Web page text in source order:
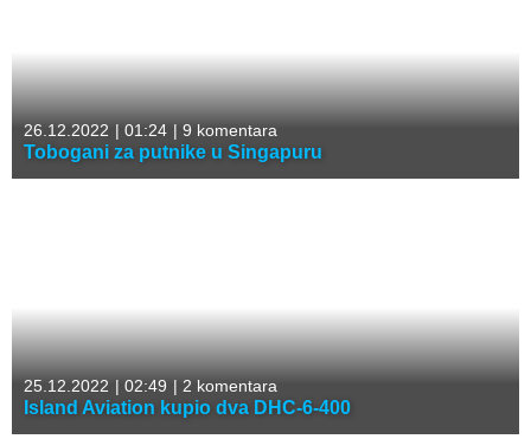
26.12.2022 | 01:24 | 9 komentara
Tobogani za putnike u Singapuru
25.12.2022 | 02:49 | 2 komentara
Island Aviation kupio dva DHC-6-400